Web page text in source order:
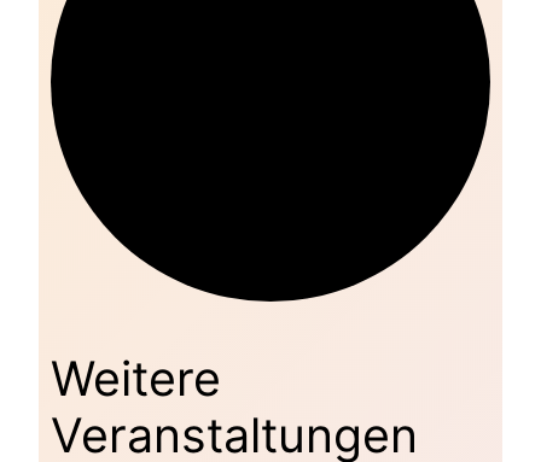
Weitere
Veranstaltungen